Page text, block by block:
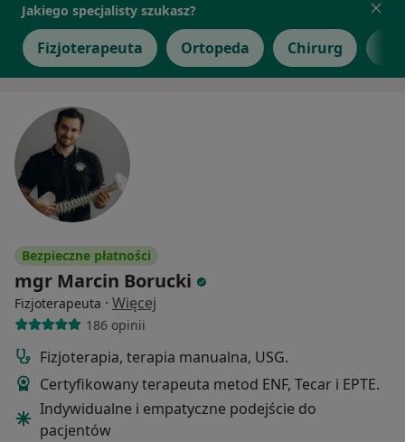
Jakiego specjalisty szukasz?
Fizjoterapeuta Ortopeda Chirurg
Bezpieczne płatności
mgr Marcin Borucki
Fizjoterapeuta · Więcej
186 opinii
Fizjoterapia, terapia manualna, USG.
⁠Certyfikowany terapeuta metod ENF, Tecar i EPTE.⁠
⁠Indywidualne i empatyczne podejście do
pacjentów⁠